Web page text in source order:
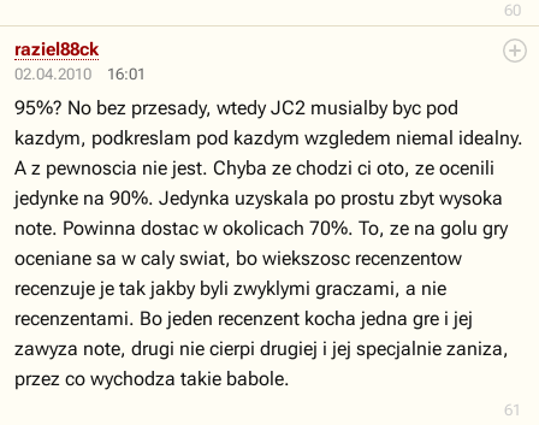
60
02.04.2010 16:01
61
raziel88ck
95%? No bez przesady, wtedy JC2 musialby byc pod
kazdym, podkreslam pod kazdym wzgledem niemal idealny.
A z pewnoscia nie jest. Chyba ze chodzi ci oto, ze ocenili
jedynke na 90%. Jedynka uzyskala po prostu zbyt wysoka
note. Powinna dostac w okolicach 70%. To, ze na golu gry
oceniane sa w caly swiat, bo wiekszosc recenzentow
recenzuje je tak jakby byli zwyklymi graczami, a nie
recenzentami. Bo jeden recenzent kocha jedna gre i jej
zawyza note, drugi nie cierpi drugiej i jej specjalnie zaniza,
przez co wychodza takie babole.